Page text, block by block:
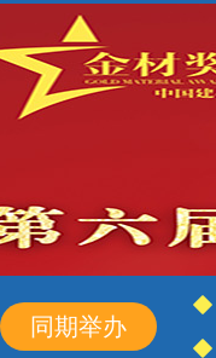
同期举办